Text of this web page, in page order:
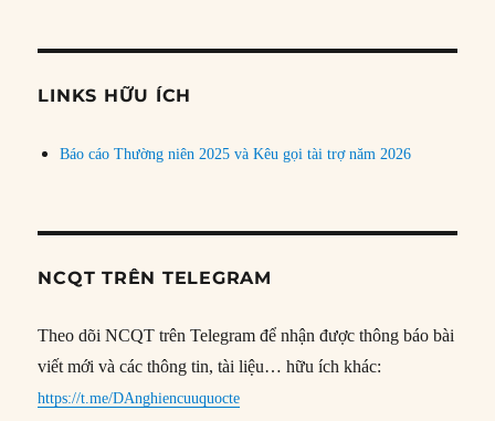
đề
LINKS HỮU ÍCH
Báo cáo Thường niên 2025 và Kêu gọi tài trợ năm 2026
NCQT TRÊN TELEGRAM
Theo dõi NCQT trên Telegram để nhận được thông báo bài
viết mới và các thông tin, tài liệu… hữu ích khác:
https://t.me/DAnghiencuuquocte